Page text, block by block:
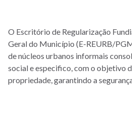
O Escritório de Regularização
Geral do Município (E-REURB/
de núcleos urbanos informais
social e especifico, com o objetivo
propriedade, garantindo a